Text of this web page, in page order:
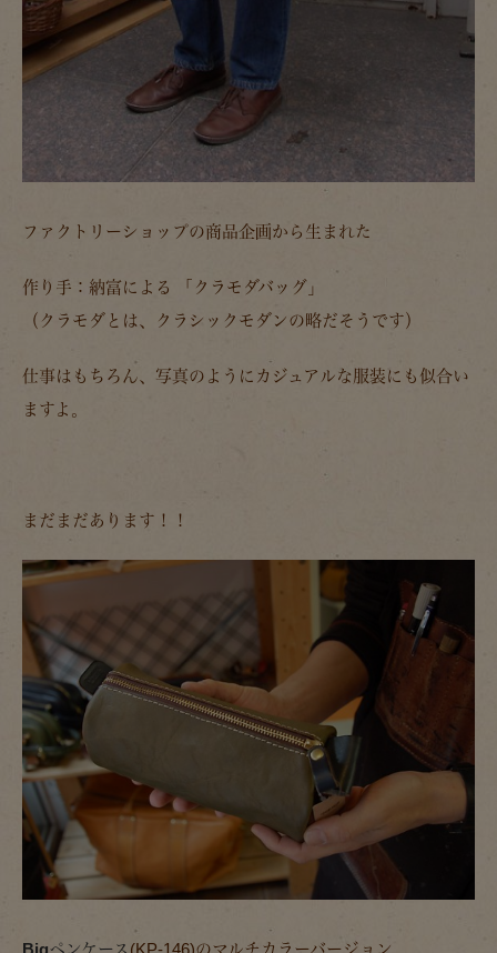
ファクトリーショップの商品企画から生まれた
作り手：納富による 「クラモダバッグ」
（クラモダとは、クラシックモダンの略だそうです）
仕事はもちろん、写真のようにカジュアルな服装にも似合い
ますよ。
まだまだあります！！